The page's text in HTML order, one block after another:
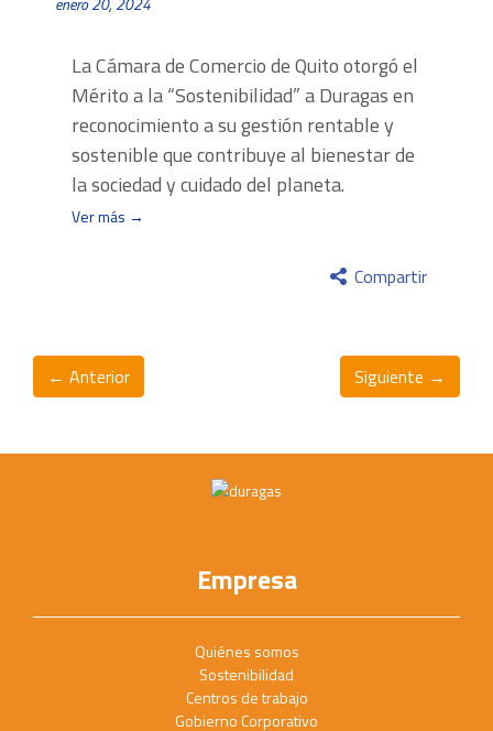
La Cámara de Comercio de Quito otorgó el
Mérito a la “Sostenibilidad” a Duragas en
reconocimiento a su gestión rentable y
sostenible que contribuye al bienestar de
la sociedad y cuidado del planeta.
Ver más →
Compartir
← Anterior Siguiente →
Empresa
Quiénes somos
Sostenibilidad
Centros de trabajo
Gobierno Corporativo